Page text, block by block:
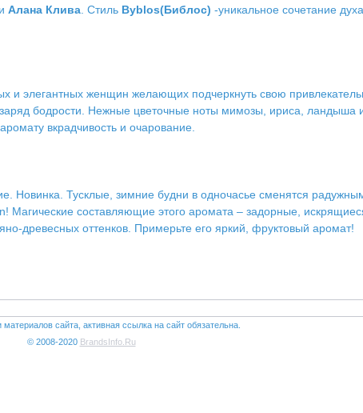
и Алана Клива . Стиль Byblos(Библос) -уникальное сочетание
и элегантных женщин желающих подчеркнуть свою
бодрости. Нежные цветочные ноты мимозы, ириса, ландыша
вкрадчивость и очарование.
Тусклые, зимние будни в одночасье сменятся
составляющие этого аромата – задорные,
древесных оттенков. Примерьте его яркий, фруктовый аромат!
сайта, активная ссылка на сайт обязательна.
© 2008-2020 BrandsInfo.Ru